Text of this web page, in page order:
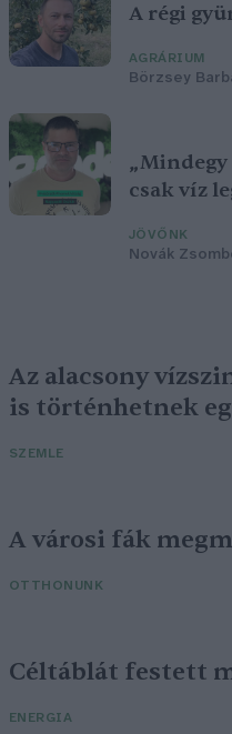
A régi
AGRÁRIUM
Börzsey
csak víz
JÖVŐNK
Novák
Az alacsony
is történhetnek
SZEMLE
A városi fák
OTTHONUNK
Céltáblát festett
ENERGIA